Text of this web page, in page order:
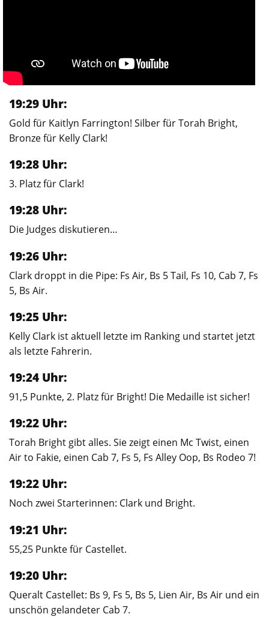
19:29 Uhr:
Gold für Kaitlyn Farrington! Silber für Torah Bright,
Bronze für Kelly Clark!
19:28 Uhr:
3. Platz für Clark!
19:28 Uhr:
Die Judges diskutieren…
19:26 Uhr:
Clark droppt in die Pipe: Fs Air, Bs 5 Tail, Fs 10, Cab 7, Fs
5, Bs Air.
19:25 Uhr:
Kelly Clark ist aktuell letzte im Ranking und startet jetzt
als letzte Fahrerin.
19:24 Uhr:
91,5 Punkte, 2. Platz für Bright! Die Medaille ist sicher!
19:22 Uhr:
Torah Bright gibt alles. Sie zeigt einen Mc Twist, einen
Air to Fakie, einen Cab 7, Fs 5, Fs Alley Oop, Bs Rodeo 7!
19:22 Uhr:
Noch zwei Starterinnen: Clark und Bright.
19:21 Uhr:
55,25 Punkte für Castellet.
19:20 Uhr:
Queralt Castellet: Bs 9, Fs 5, Bs 5, Lien Air, Bs Air und ein
unschön gelandeter Cab 7.